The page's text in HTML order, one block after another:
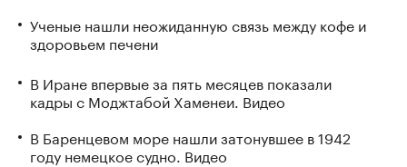
Ученые нашли неожиданную связь между кофе и
здоровьем печени
В Иране впервые за пять месяцев показали
кадры с Моджтабой Хаменеи. Видео
В Баренцевом море нашли затонувшее в 1942
году немецкое судно. Видео